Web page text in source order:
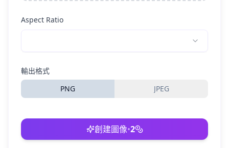
Aspect Ratio
輸出格式
PNG
JPEG
創建圖像•2